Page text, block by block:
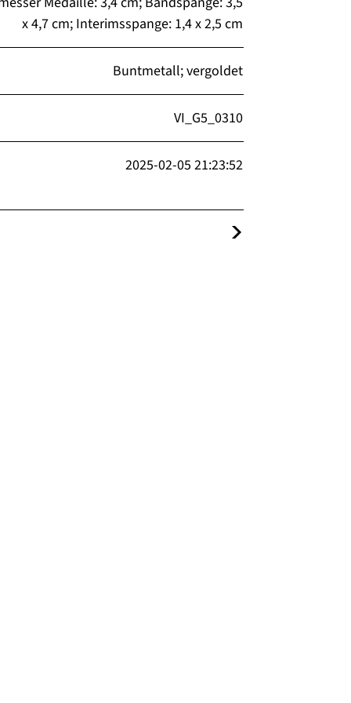
x 4,7 cm; Interimsspange: 1,4 x 2,5 cm
Buntmetall; vergoldet
VI_G5_0310
2025-02-05 21:23:52